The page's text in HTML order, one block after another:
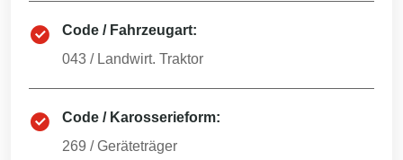
Code / Fahrzeugart:
043 / Landwirt. Traktor
Code / Karosserieform:
269 /Geräteträger